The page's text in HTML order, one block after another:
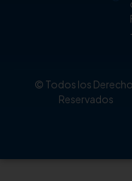
© Todos los
Reservados